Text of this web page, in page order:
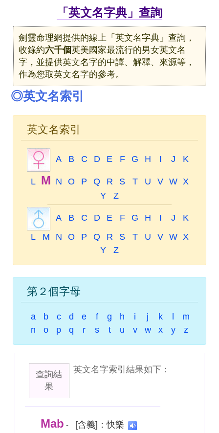
「英文名字典」查詢
劍靈命理網提供的線上「英文名字典」查詢，
收錄約六千個英美國家最流行的男女英文名
字，並提供英文名字的中譯、解釋、來源等，
作為您取英文名字的參考。
◎英文名索引
英文名索引
A B C D E F G H I J K
L M N O P Q R S T U V W X
Y
Z
A B C D E F G H I J
K
L
M N O P Q R S T U V W X
Y
Z
第２個字母
a b c d e f g h i j k
m
n
o p q r s t u v w x y z
查詢結
果
英文名字索引結果如下：
Mab - [含義]：快樂